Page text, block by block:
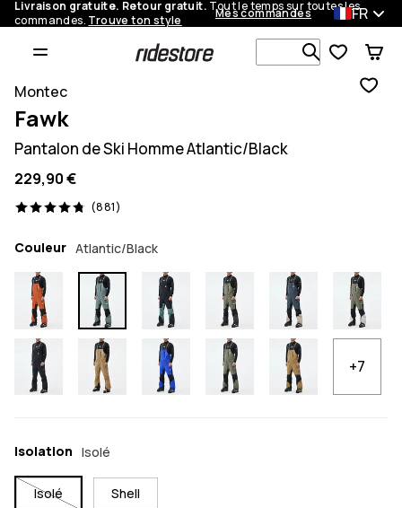
Livraison gratuite. Retour gratuit. Tout le temps sur toutes les
commandes. Trouve ton style Mes commandes FR
Recherche
Montec
Fawk
Pantalon de Ski Homme Atlantic/Black
229,90 €
(881)
881 avis, 4.8/5
Couleur Atlantic/Black
+7
Isolation Isolé
Isolé Shell